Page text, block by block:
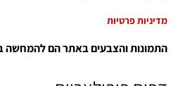
מדיניות פרטיות
התמונות והצבעים באתר הם להמחשה